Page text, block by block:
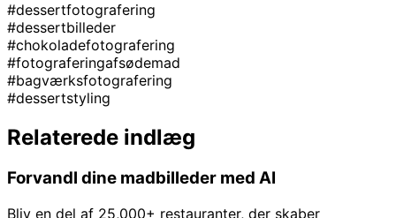
#dessertfotografering
#dessertbilleder
#chokoladefotografering
#fotograferingafsødemad
#bagværksfotografering
#dessertstyling
Relaterede indlæg
Forvandl dine madbilleder med AI
Bliv en del af 25,000+ restauranter, der skaber